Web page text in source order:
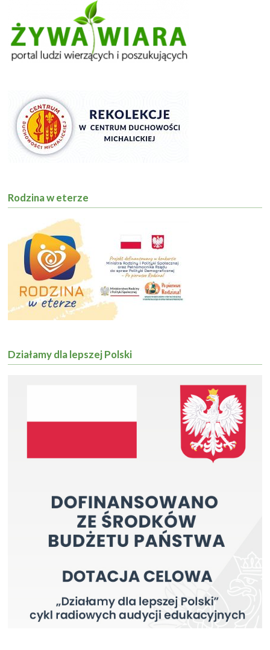
Rodzina w eterze
Działamy dla lepszej Polski